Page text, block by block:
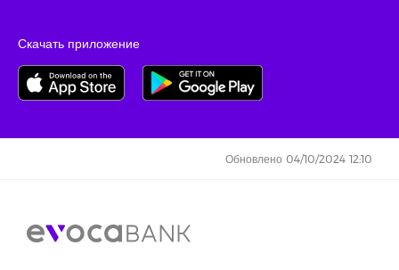
Скачать приложение
Обновлено 04/10/2024 12:10